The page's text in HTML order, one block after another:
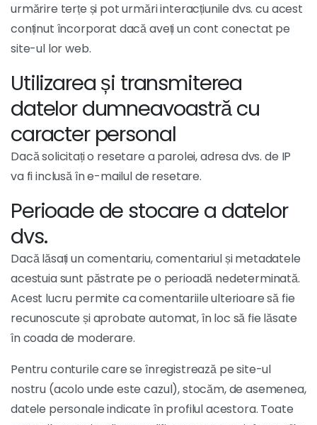
urmărire terțe și pot urmări interacțiunile dvs. cu acest
conținut încorporat dacă aveți un cont conectat pe
site-ul lor web.
Utilizarea și transmiterea
datelor dumneavoastră cu
caracter personal
Dacă solicitați o resetare a parolei, adresa dvs. de IP
va fi inclusă în e-mailul de resetare.
Perioade de stocare a datelor
dvs.
Dacă lăsați un comentariu, comentariul și metadatele
acestuia sunt păstrate pe o perioadă nedeterminată.
Acest lucru permite ca comentariile ulterioare să fie
recunoscute și aprobate automat, în loc să fie lăsate
în coada de moderare.
Pentru conturile care se înregistrează pe site-ul
nostru (acolo unde este cazul), stocăm, de asemenea,
datele personale indicate în profilul acestora. Toate